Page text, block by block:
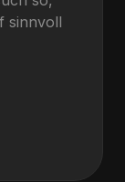
sinnvoll